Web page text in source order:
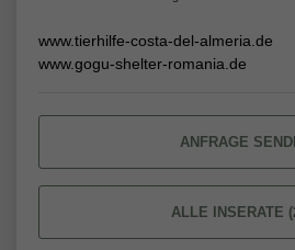
www.tierhilfe-costa-del-almeria.de
www.gogu-shelter-romania.de
ANFRAGE
ALLE INSERATE